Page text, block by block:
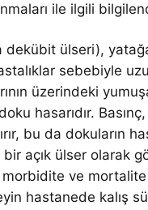
ile ilgili
dekübit ülseri),
sebebiyle
üzerindeki
hasarıdır.
bu da dokuların
açık ülser olarak
ve mortalite
hastanede kalış